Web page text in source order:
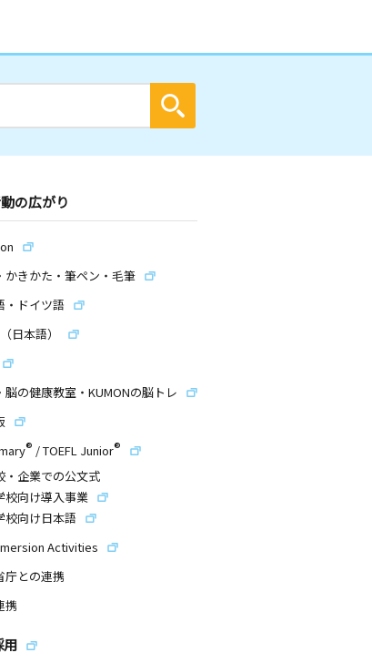
の広がり
かきかた・筆ペン・毛筆
・ドイツ語
日本語）
脳の健康教室・KUMONの脳トレ
® /TOEFL Junior®
・企業での公文式
校向け導入事業
校向け日本語
Activities
庁との連携
携
用